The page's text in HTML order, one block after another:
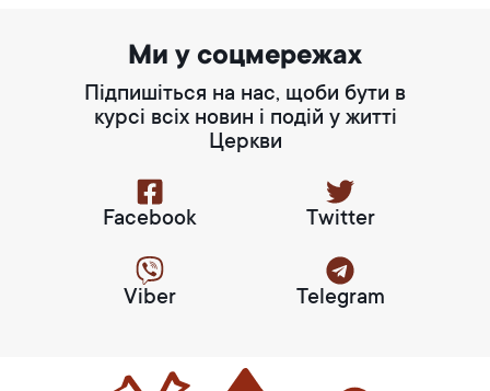
Ми у соцмережах
Підпишіться на нас, щоби бути в
курсі всіх новин і подій у житті
Церкви
Facebook Twitter
Viber Telegram